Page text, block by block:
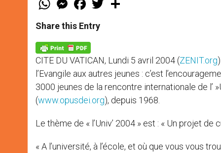
t
s
p
p
e
s
e
g
e
r
a
e
b
k
w
Share this Entry
CITE DU VATICAN, Lundi 5 avril 2004 (ZENIT.org
l’Evangile aux autres jeunes : c’est
3000 jeunes de la rencontre internationale de l’
(www.opusdei.org), depuis 1968.
Le thème de « l’Univ’ 2004 » est : « Un projet de
« A l’université, à l’école, et où que vous vous